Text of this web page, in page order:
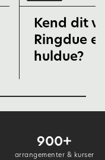
Kend dit
Ringdue
huldue?
900+
arrangementer & kurser